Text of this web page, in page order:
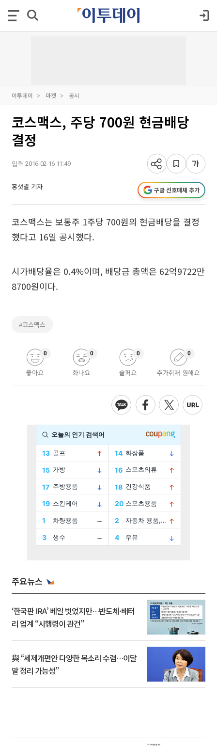
이투데이 마켓 공시
코스맥스, 주당 700원 현금배당
결정
입력 2016-02-16 11:49
홍샛별 기자 구글 선호매체 추가
코스맥스는 보통주 1주당 700원의 현금배당을 결정
했다고 16일 공시했다.
시가배당율은 0.4%이며, 배당금 총액은 62억9722만
8700원이다.
#코스맥스
좋아요
0
화나요
0
슬퍼요
0
추가취재 원해요
0
주요뉴스
‘한국판 IRA’ 베일 벗었지만…반도체·배터
리 업계 “시행령이 관건”
與 “세제개편안 다양한 목소리 수렴…이달
말 정리 가능성”